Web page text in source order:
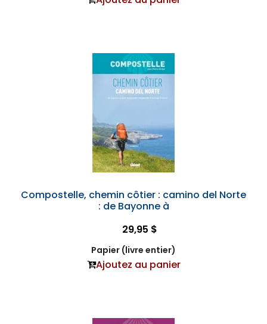
Compostelle, chemin côtier : camino del Norte
: de Bayonne à
29,95 $
Papier (livre entier)
Ajoutez au panier